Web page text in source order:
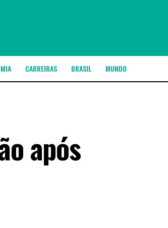
CARREIRAS BRASIL MUNDO
após